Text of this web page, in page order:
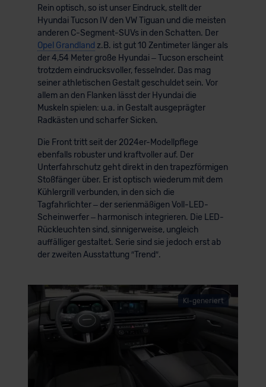
Rein optisch, so ist unser Eindruck, stellt der
Hyundai Tucson IV den VW Tiguan und die meisten
anderen C-Segment-SUVs in den Schatten. Der
Opel Grandland z.B. ist gut 10 Zentimeter länger als
der 4,54 Meter große Hyundai – Tucson erscheint
trotzdem eindrucksvoller, fesselnder. Das mag
seiner athletischen Gestalt geschuldet sein. Vor
allem an den Flanken lässt der Hyundai die
Muskeln spielen: u.a. in Gestalt ausgeprägter
Radkästen und scharfer Sicken.
Die Front tritt seit der 2024er-Modellpflege
ebenfalls robuster und kraftvoller auf. Der
Unterfahrschutz geht direkt in den trapezförmigen
Stoßfänger über. Er ist optisch wiederum mit dem
Kühlergrill verbunden, in den sich die
Tagfahrlichter – der serienmäßigen Voll-LED-
Scheinwerfer – harmonisch integrieren. Die LED-
Rückleuchten sind, sinnigerweise, ungleich
auffälliger gestaltet. Serie sind sie jedoch erst ab
der zweiten Ausstattung ″Trend″.
KI-generiert